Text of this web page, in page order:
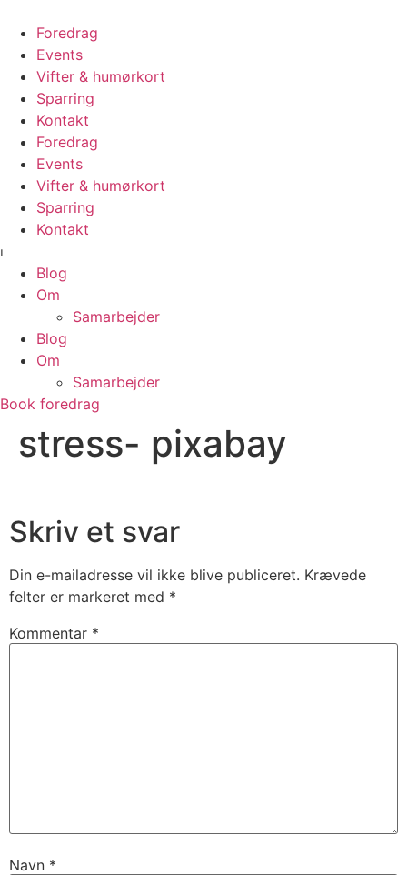
indhold
Foredrag
Events
Vifter & humørkort
Sparring
Kontakt
Foredrag
Events
Vifter & humørkort
Sparring
Kontakt
⏐
Blog
Om
Samarbejder
Blog
Om
Samarbejder
Book foredrag
stress- pixabay
Skriv et svar
Din e-mailadresse vil ikke blive publiceret. Krævede
felter er markeret med *
Kommentar *
Navn *